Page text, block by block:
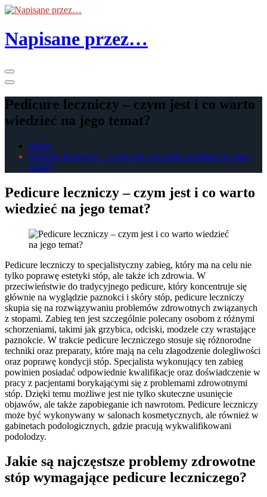
Skip
the
content
Napisane przez…
Pedicure leczniczy – czym jest i co warto
wiedzieć na jego temat?
Home
Pedicure leczniczy – czym jest i co warto wiedzieć na jego
temat?
Pedicure leczniczy – czym jest i co warto
wiedzieć na jego temat?
Pedicure leczniczy to specjalistyczny zabieg, który ma na celu nie
tylko poprawę estetyki stóp, ale także ich zdrowia. W
przeciwieństwie do tradycyjnego pedicure, który koncentruje się
głównie na wyglądzie paznokci i skóry stóp, pedicure leczniczy
skupia się na rozwiązywaniu problemów zdrowotnych związanych
z stopami. Zabieg ten jest szczególnie polecany osobom z różnymi
schorzeniami, takimi jak grzybica, odciski, modzele czy wrastające
paznokcie. W trakcie pedicure leczniczego stosuje się różnorodne
techniki oraz preparaty, które mają na celu złagodzenie dolegliwości
oraz poprawę kondycji stóp. Specjalista wykonujący ten zabieg
powinien posiadać odpowiednie kwalifikacje oraz doświadczenie w
pracy z pacjentami borykającymi się z problemami zdrowotnymi
stóp. Dzięki temu możliwe jest nie tylko skuteczne usunięcie
objawów, ale także zapobieganie ich nawrotom. Pedicure leczniczy
może być wykonywany w salonach kosmetycznych, ale również w
gabinetach podologicznych, gdzie pracują wykwalifikowani
podolodzy.
Jakie są najczęstsze problemy zdrowotne
stóp wymagające pedicure leczniczego?